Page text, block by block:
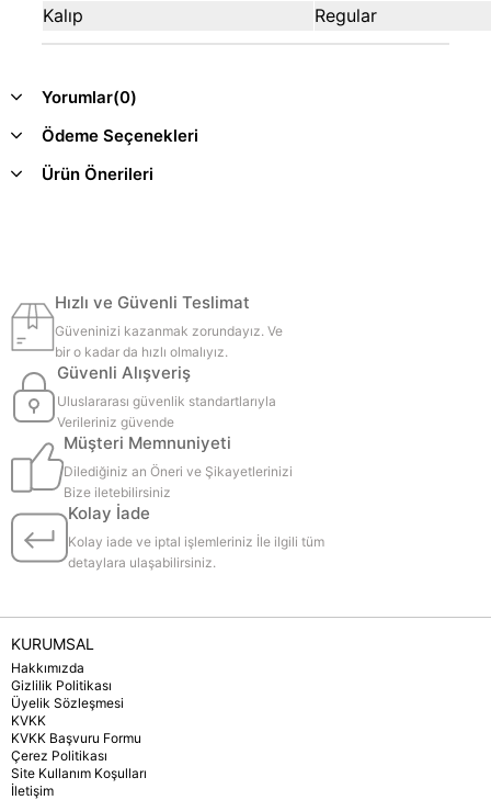
Kalıp
Regular
Yorumlar(0)
Ödeme Seçenekleri
Ürün Önerileri
Hızlı ve Güvenli Teslimat
Güveninizi kazanmak zorundayız. Ve
bir o kadar da hızlı olmalıyız.
Güvenli Alışveriş
Uluslararası güvenlik standartlarıyla
Verileriniz güvende
Müşteri Memnuniyeti
Dilediğiniz an Öneri ve Şikayetlerinizi
Bize iletebilirsiniz
Kolay İade
Kolay iade ve iptal işlemleriniz İle ilgili tüm
detaylara ulaşabilirsiniz.
KURUMSAL
Hakkımızda
Gizlilik Politikası
Üyelik Sözleşmesi
KVKK
KVKK Başvuru Formu
Çerez Politikası
Site Kullanım Koşulları
İletişim